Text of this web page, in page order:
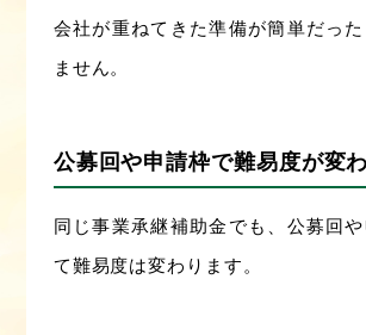
会社が重ねてきた準備が簡単だっ
ません。
公募回や申請枠で難易度が変
同じ事業承継補助金でも、公募回
て難易度は変わります。